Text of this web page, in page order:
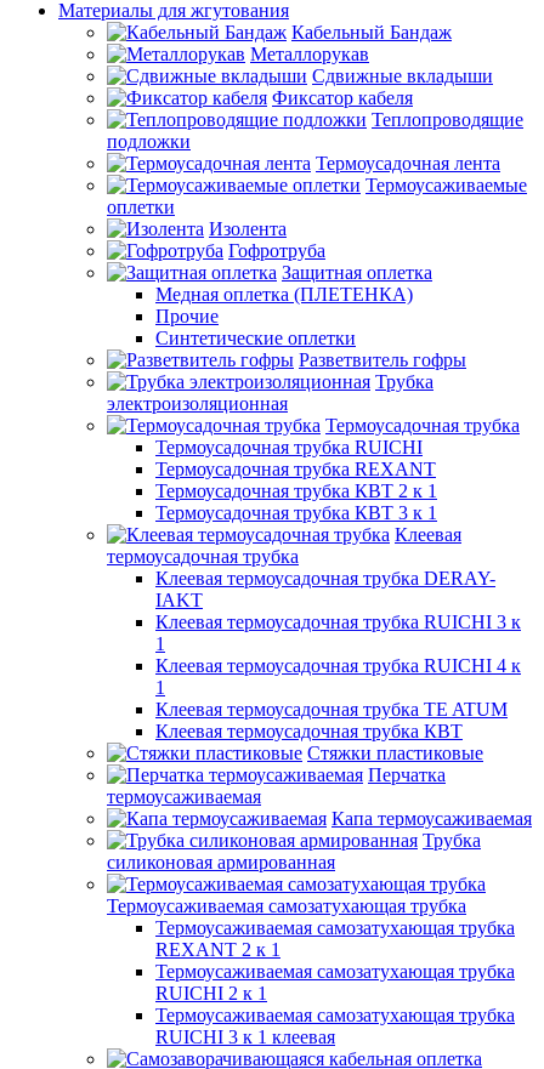
Материалы для жгутования
Кабельный Бандаж
Металлорукав
Сдвижные вкладыши
Фиксатор кабеля
Теплопроводящие
подложки
Термоусадочная лента
Термоусаживаемые
оплетки
Изолента
Гофротруба
Защитная оплетка
Медная оплетка (ПЛЕТЕНКА)
Прочие
Синтетические оплетки
Разветвитель гофры
Трубка
электроизоляционная
Термоусадочная трубка
Термоусадочная трубка RUICHI
Термоусадочная трубка REXANT
Термоусадочная трубка КВТ 2 к 1
Термоусадочная трубка КВТ 3 к 1
Клеевая
термоусадочная трубка
Клеевая термоусадочная трубка DERAY-
IAKT
Клеевая термоусадочная трубка RUICHI 3 к
1
Клеевая термоусадочная трубка RUICHI 4 к
1
Клеевая термоусадочная трубка TE ATUM
Клеевая термоусадочная трубка КВТ
Стяжки пластиковые
Перчатка
термоусаживаемая
Капа термоусаживаемая
Трубка
силиконовая армированная
Термоусаживаемая самозатухающая трубка
Термоусаживаемая самозатухающая трубка
REXANT 2 к 1
Термоусаживаемая самозатухающая трубка
RUICHI 2 к 1
Термоусаживаемая самозатухающая трубка
RUICHI 3 к 1 клеевая